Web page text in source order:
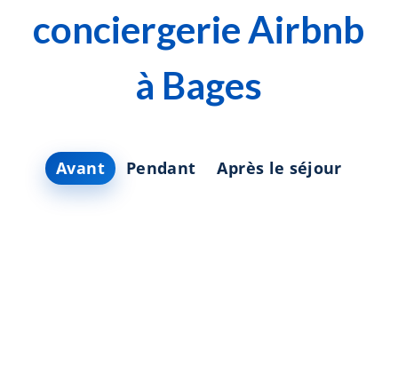
conciergerie Airbnb
à Bages
Avant Pendant Après le séjour